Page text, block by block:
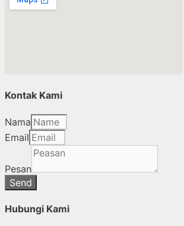
Kontak Kami
Nama
Email
Pesan
Send
Hubungi Kami